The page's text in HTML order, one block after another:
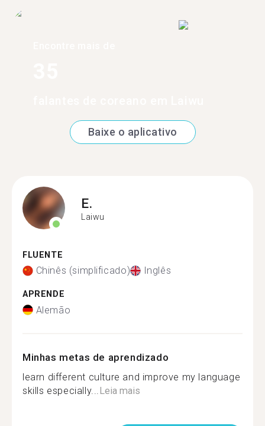
Baixe o aplicativo
E.
Laiwu
FLUENTE
Chinês (simplificado) Inglês
APRENDE
Alemão
Minhas metas de aprendizado
learn different culture and improve my language
skills especially... Leia mais